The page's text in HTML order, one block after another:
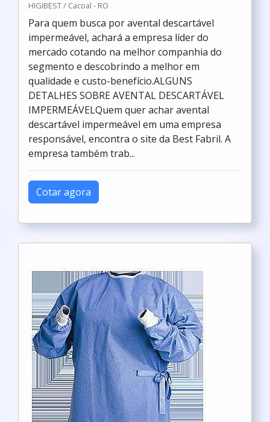
HIGIBEST / Cacoal - RO
Para quem busca por avental descartável
impermeável, achará a empresa líder do
mercado cotando na melhor companhia do
segmento e descobrindo a melhor em
qualidade e custo-benefício.ALGUNS
DETALHES SOBRE AVENTAL DESCARTÁVEL
IMPERMEÁVELQuem quer achar avental
descartável impermeável em uma empresa
responsável, encontra o site da Best Fabril. A
empresa também trab...
Cotar agora